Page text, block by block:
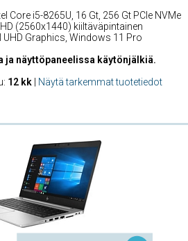
Core i5-8265U, 16 Gt, 256 Gt PCIe NVMe
(2560x1440) kiiltäväpintainen
Graphics, Windows 11 Pro
ja näyttöpaneelissa käytönjälkiä.
12 kk Näytä tarkemmat tuotetiedot